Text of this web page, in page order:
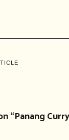
“Panang